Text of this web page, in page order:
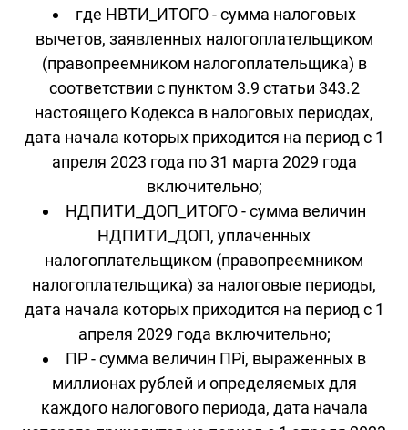
где НВТИ_ИТОГО - сумма налоговых
вычетов, заявленных налогоплательщиком
(правопреемником налогоплательщика) в
соответствии с пунктом 3.9 статьи 343.2
настоящего Кодекса в налоговых периодах,
дата начала которых приходится на период с 1
апреля 2023 года по 31 марта 2029 года
включительно;
НДПИТИ_ДОП_ИТОГО - сумма величин
НДПИТИ_ДОП, уплаченных
налогоплательщиком (правопреемником
налогоплательщика) за налоговые периоды,
дата начала которых приходится на период с 1
апреля 2029 года включительно;
ПР - сумма величин ПРi, выраженных в
миллионах рублей и определяемых для
каждого налогового периода, дата начала